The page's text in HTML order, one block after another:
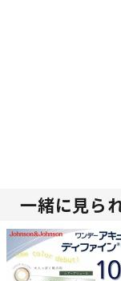
一緒に見ら